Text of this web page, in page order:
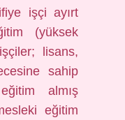
işçi ayırt
(yüksek
lisans,
sahip
almış
eğitim